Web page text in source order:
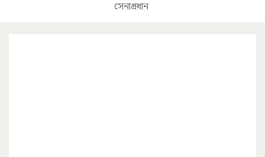
সেনাপ্রধান